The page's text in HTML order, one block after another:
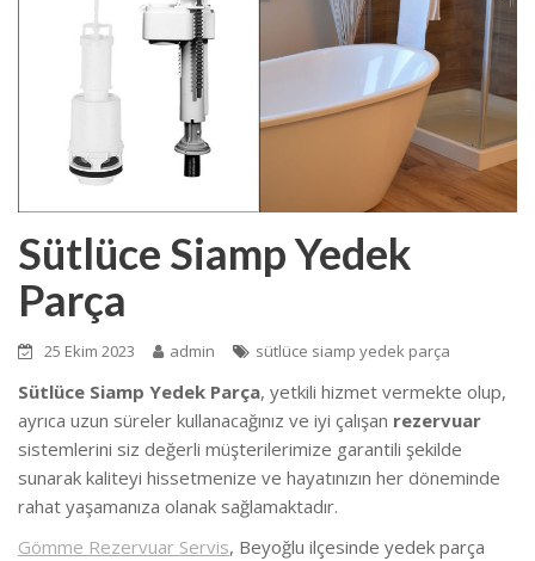
Sütlüce Siamp Yedek
Parça
25 Ekim 2023 admin sütlüce siamp yedek parça
Sütlüce Siamp Yedek Parça, yetkili hizmet vermekte olup,
ayrıca uzun süreler kullanacağınız ve iyi çalışan rezervuar
sistemlerini siz değerli müşterilerimize garantili şekilde
sunarak kaliteyi hissetmenize ve hayatınızın her döneminde
rahat yaşamanıza olanak sağlamaktadır.
Gömme Rezervuar Servis, Beyoğlu ilçesinde yedek parça